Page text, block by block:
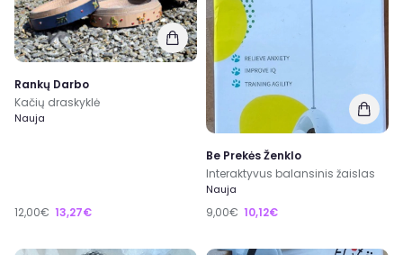
Rankų Darbo
Kačių draskyklė
Nauja
12,00€ 13,27€
Be Prekės Ženklo
Interaktyvus balansinis žaislas
Nauja
9,00€ 10,12€